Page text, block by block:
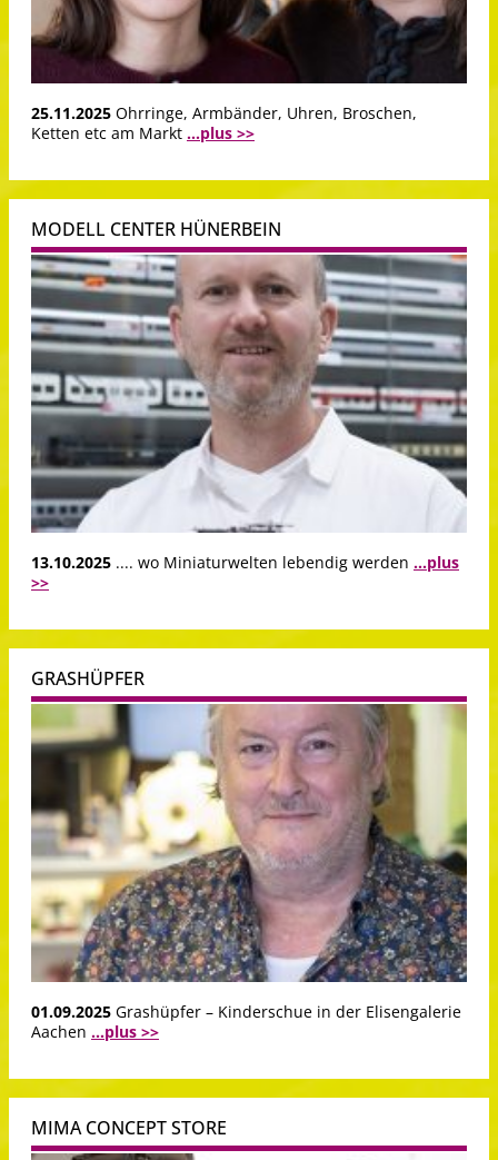
25.11.2025 Ohrringe, Armbänder, Uhren, Broschen,
Ketten etc am Markt ...plus >>
MODELL CENTER HÜNERBEIN
13.10.2025 .... wo Miniaturwelten lebendig werden ...plus
>>
GRASHÜPFER
01.09.2025 Grashüpfer – Kinderschue in der Elisengalerie
Aachen ...plus >>
MIMA CONCEPT STORE